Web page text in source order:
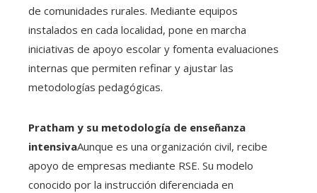
de comunidades rurales. Mediante equipos
instalados en cada localidad, pone en marcha
iniciativas de apoyo escolar y fomenta evaluaciones
internas que permiten refinar y ajustar las
metodologías pedagógicas.
Pratham y su metodología de enseñanza
intensivaAunque es una organización civil, recibe
apoyo de empresas mediante RSE. Su modelo
conocido por la instrucción diferenciada en